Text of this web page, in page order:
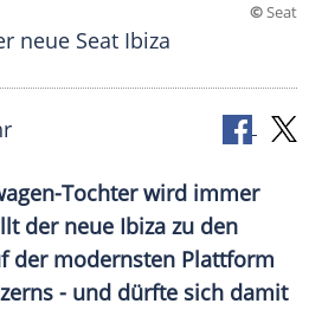
©Seat
neue Seat Ibiza
Tochter wird immer
der neue Ibiza zu den
der modernsten Plattform
- und dürfte sich damit